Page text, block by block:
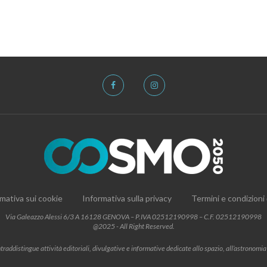
sui cookie Informativa sulla privacy Termini e condizioni
Via Galeazzo Alessi 6/3 A 16128 GENOVA – P.IVA 02512190998 – C.F. 02512190998
@2025 - All Right Reserved.
attività editoriali, divulgative e informative dedicate allo spazio,